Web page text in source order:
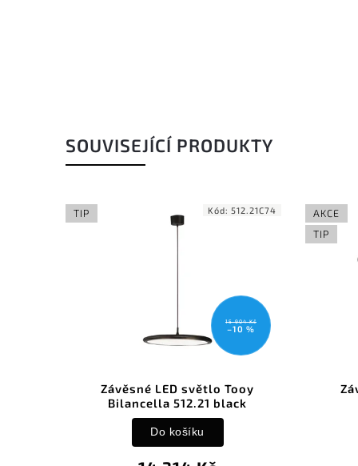
SOUVISEJÍCÍ PRODUKTY
LED světlo Tooy
512.21 black
Kód:
AKCE
Závěsné LED světlo
Thula 562.21 beige
Kód: